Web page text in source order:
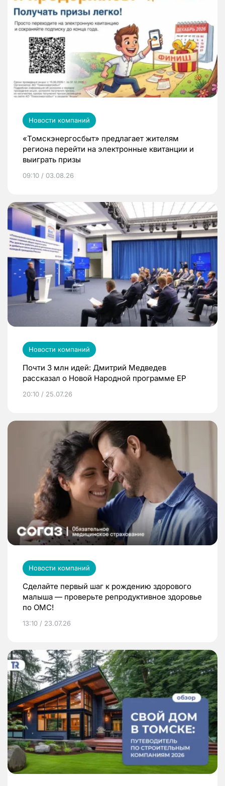
Новости компаний
«Томскэнергосбыт» предлагает жителям
региона перейти на электронные квитанции и
выиграть призы
09:10 / 03.08.26
Новости компаний
Почти 3 млн идей: Дмитрий Медведев
рассказал о Новой Народной программе ЕР
20:10 / 25.07.26
Новости компаний
Сделайте первый шаг к рождению здорового
малыша — проверьте репродуктивное здоровье
по ОМС!
13:10 / 23.07.26